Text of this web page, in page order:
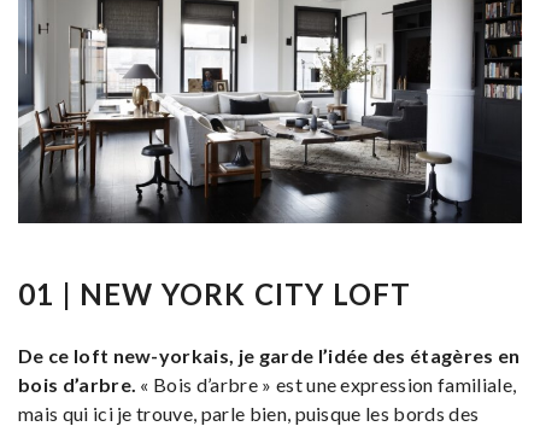
01 | NEW YORK CITY LOFT
De ce loft new-yorkais, je garde l’idée des étagères en
bois d’arbre. « Bois d’arbre » est une expression familiale,
mais qui ici je trouve, parle bien, puisque les bords des